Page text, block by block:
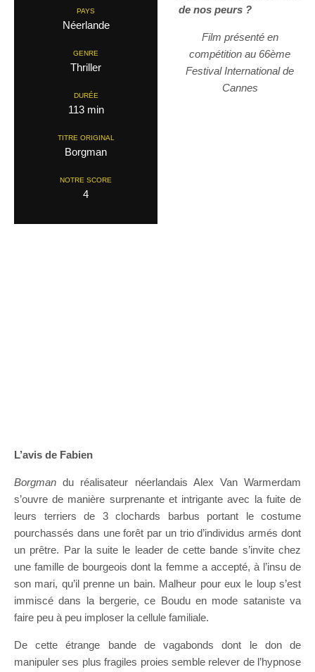
PAYS
Néerlande
GENRE
Thriller
DURÉE
113 min
TITRE ORIGINAL
Borgman
NOTRE SCORE
4
de nos peurs ?
Film présenté en
compétition au 66ème
Festival International de
Cannes
L’avis de Fabien
Borgman du réalisateur néerlandais Alex Van Warmerdam
s’ouvre de manière surprenante et intrigante avec la fuite de
leurs terriers de 3 clochards barbus portant le costume
pourchassés dans une forêt par un trio d’individus armés dont
un prêtre. Par la suite le leader de cette bande s’invite chez
une famille de bourgeois dont la femme a accepté, à l’insu de
son mari, qu’il prenne un bain. Malheur pour eux le loup s’est
immiscé dans la bergerie, ce Boudu en mode sataniste va
faire peu à peu imploser la cellule familiale.
De cette étrange bande de vagabonds dont le don de
manipuler ses plus fragiles proies semble relever de l’hypnose